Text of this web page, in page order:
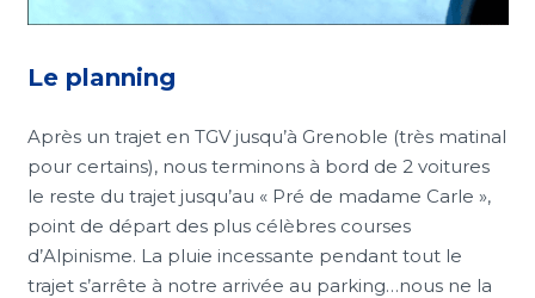
Le planning
Après un trajet en TGV jusqu’à Grenoble (très matinal
pour certains), nous terminons à bord de 2 voitures
le reste du trajet jusqu’au « Pré de madame Carle »,
point de départ des plus célèbres courses
d’Alpinisme. La pluie incessante pendant tout le
trajet s’arrête à notre arrivée au parking…nous ne la